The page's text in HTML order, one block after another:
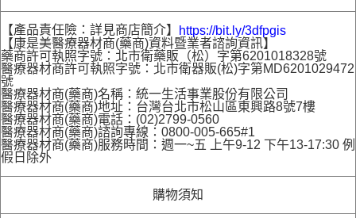
【產品責任險：詳見商店簡介】
https://bit.ly/3dfpgis
【康是美醫療器材商(藥商)資料暨業者諮詢資訊】
藥商許可執照字號：北市衛藥販（松）字第6201018328號
醫療器材商許可執照字號：北市衛器販(松)字第MD6201029472
號
醫療器材商(藥商)名稱：統一生活事業股份有限公司
醫療器材商(藥商)地址：台灣台北市松山區東興路8號7樓
醫療器材商(藥商)電話：(02)2799-0560
醫療器材商(藥商)諮詢專線：0800-005-665#1
醫療器材商(藥商)服務時間：週一~五 上午9-12 下午13-17:30 例
假日除外
購物須知